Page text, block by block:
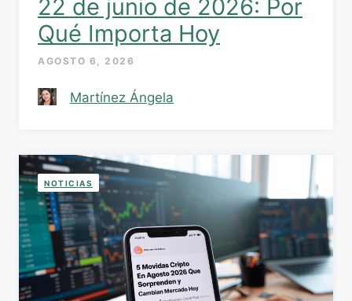
22 de junio de 2026: Por
Qué Importa Hoy
AGOSTO 6, 2026
Martínez Ángela
NOTICIAS